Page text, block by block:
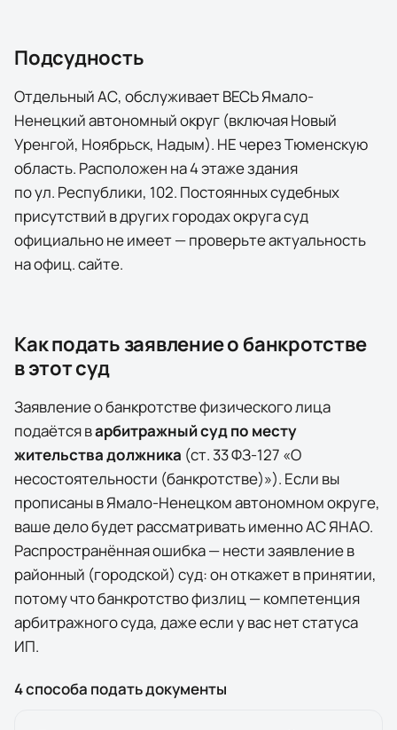
Подсудность
Отдельный АС, обслуживает ВЕСЬ Ямало-
Ненецкий автономный округ (включая Новый
Уренгой, Ноябрьск, Надым). НЕ через Тюменскую
область. Расположен на 4 этаже здания
по ул. Республики, 102. Постоянных судебных
присутствий в других городах округа суд
официально не имеет — проверьте актуальность
на офиц. сайте.
Как подать заявление о банкротстве
в этот суд
Заявление о банкротстве физического лица
подаётся варбитражный суд по месту
жительства должника (ст. 33 ФЗ-127 «О
несостоятельности (банкротстве)»). Если вы
прописаны вЯмало-Ненецком автономном округе,
ваше дело будет рассматривать именноАС ЯНАО.
Распространённая ошибка — нести заявление в
районный (городской) суд: он откажет в принятии,
потому что банкротство физлиц — компетенция
арбитражного суда, даже если у вас нет статуса
ИП.
4 способа подать документы